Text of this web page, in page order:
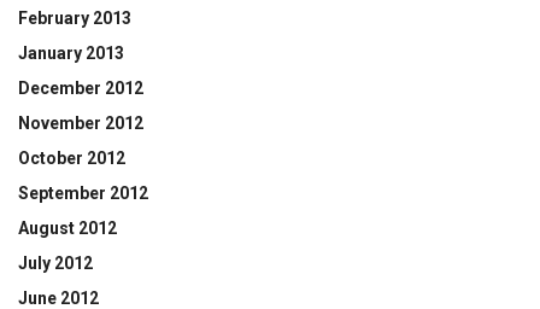
February 2013
January 2013
December 2012
November 2012
October 2012
September 2012
August 2012
July 2012
June 2012